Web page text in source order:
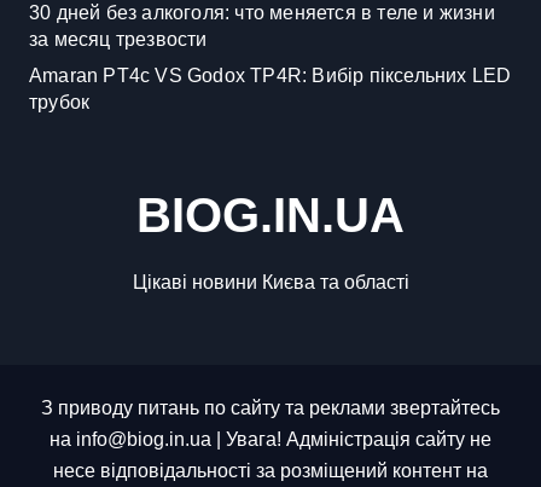
30 дней без алкоголя: что меняется в теле и жизни
за месяц трезвости
Amaran PT4c VS Godox TP4R: Вибір піксельних LED
трубок
BIOG.IN.UA
Цікаві новини Києва та області
З приводу питань по сайту та реклами звертайтесь
на info@biog.in.ua | Увага! Адміністрація сайту не
несе відповідальності за розміщений контент на